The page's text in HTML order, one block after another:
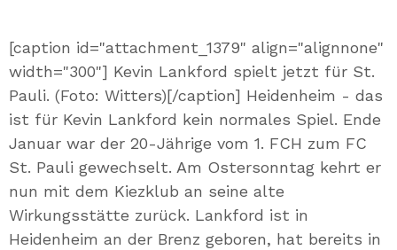
[caption id="attachment_1379" align="alignnone"
width="300"] Kevin Lankford spielt jetzt für St.
Pauli. (Foto: Witters)[/caption] Heidenheim - das
ist für Kevin Lankford kein normales Spiel. Ende
Januar war der 20-Jährige vom 1. FCH zum FC
St. Pauli gewechselt. Am Ostersonntag kehrt er
nun mit dem Kiezklub an seine alte
Wirkungsstätte zurück. Lankford ist in
Heidenheim an der Brenz geboren, hat bereits in